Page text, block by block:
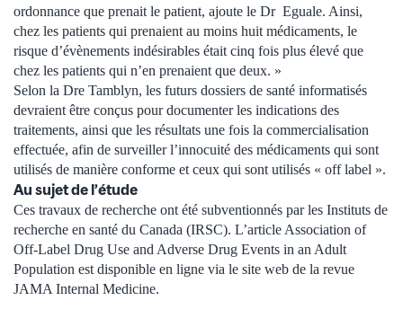
ordonnance que prenait le patient, ajoute le Dr Eguale. Ainsi,
chez les patients qui prenaient au moins huit médicaments, le
risque d’évènements indésirables était cinq fois plus élevé que
chez les patients qui n’en prenaient que deux. »
Selon la Dre Tamblyn, les futurs dossiers de santé informatisés
devraient être conçus pour documenter les indications des
traitements, ainsi que les résultats une fois la commercialisation
effectuée, afin de surveiller l’innocuité des médicaments qui sont
utilisés de manière conforme et ceux qui sont utilisés « off label ».
Au sujet de l’étude
Ces travaux de recherche ont été subventionnés par les Instituts de
recherche en santé du Canada (IRSC). L’article Association of
Off-Label Drug Use and Adverse Drug Events in an Adult
Population est disponible en ligne via le site web de la revue
JAMA Internal Medicine.